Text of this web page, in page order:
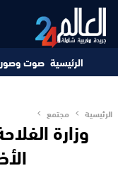
الرئيسية صوت
الرئيسية مجتمع
وزارة